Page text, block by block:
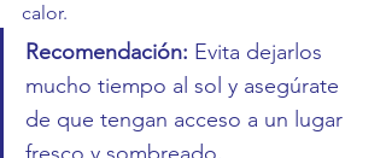
calor.
Recomendación: Evita dejarlos
mucho tiempo al sol y asegúrate
de que tengan acceso a un lugar